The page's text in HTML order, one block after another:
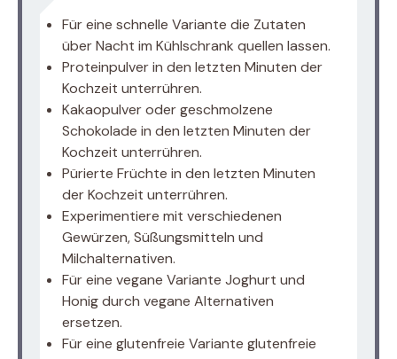
Für eine schnelle Variante die Zutaten
über Nacht im Kühlschrank quellen lassen.
Proteinpulver in den letzten Minuten der
Kochzeit unterrühren.
Kakaopulver oder geschmolzene
Schokolade in den letzten Minuten der
Kochzeit unterrühren.
Pürierte Früchte in den letzten Minuten
der Kochzeit unterrühren.
Experimentiere mit verschiedenen
Gewürzen, Süßungsmitteln und
Milchalternativen.
Für eine vegane Variante Joghurt und
Honig durch vegane Alternativen
ersetzen.
Für eine glutenfreie Variante glutenfreie